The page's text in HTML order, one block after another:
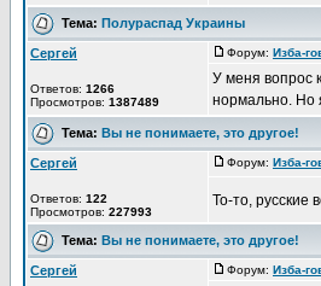
Тема: Полураспад Украины
Сергей
Ответов: 1266
Просмотров: 1387489
Форум: Изба-
У меня вопрос
нормально. Но
Тема: Вы не понимаете, это другое!
Сергей
Ответов: 122
Просмотров: 227993
Форум: Изба-
То-то, русские
Тема: Вы не понимаете, это другое!
Сергей Форум: Изба-